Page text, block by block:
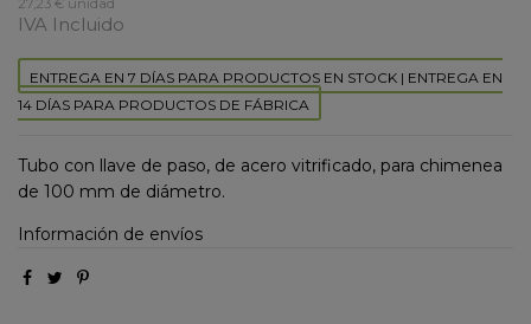
IVA Incluido
ENTREGA EN 7 DÍAS PARA PRODUCTOS EN STOCK | ENTREGA EN
14 DÍAS PARA PRODUCTOS DE FÁBRICA
Tubo con llave de paso, de acero vitrificado, para chimenea
de 100 mm de diámetro.
Información de envíos